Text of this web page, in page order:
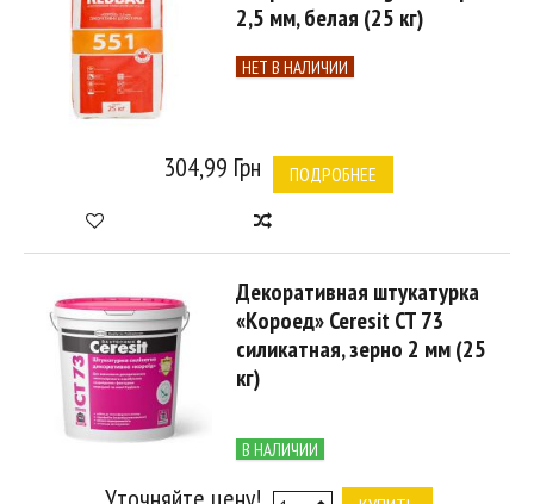
2,5 мм, белая (25 кг)
НЕТ В НАЛИЧИИ
304,99 Грн ПОДРОБНЕЕ
Декоративная штукатурка
«Короед» Ceresit CT 73
силикатная, зерно 2 мм (25
кг)
В НАЛИЧИИ